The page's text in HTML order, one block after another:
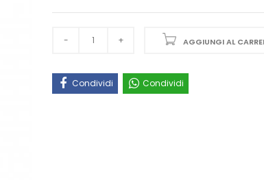
AGGIUNGI AL
Condividi Condividi